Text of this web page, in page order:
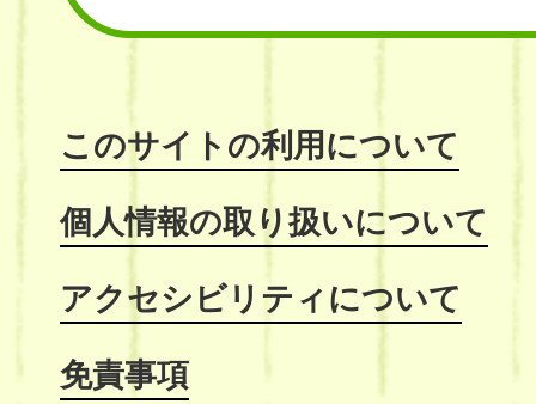
このサイトの利用について
個人情報の取り扱いについて
アクセシビリティについて
免責事項